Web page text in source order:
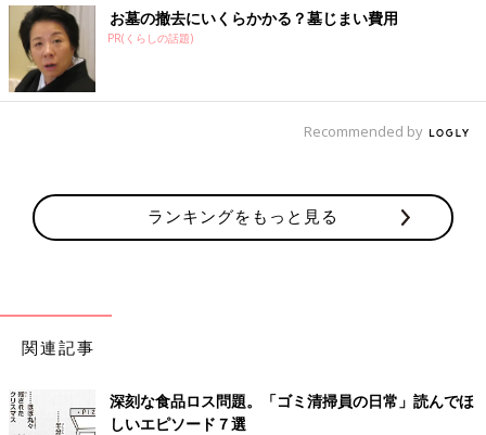
お墓の撤去にいくらかかる？墓じまい費用
PR(くらしの話題)
Recommended by
ランキングをもっと見る
関連記事
深刻な食品ロス問題。「ゴミ清掃員の日常」読んでほ
しいエピソード７選